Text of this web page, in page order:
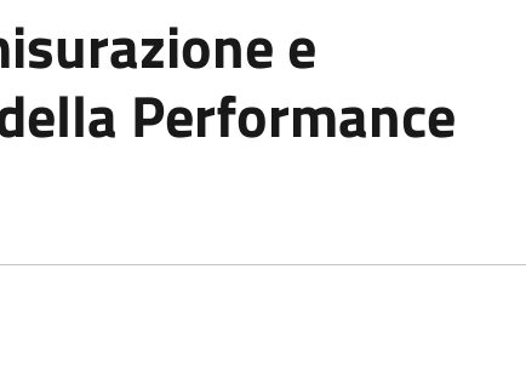
e
Performance